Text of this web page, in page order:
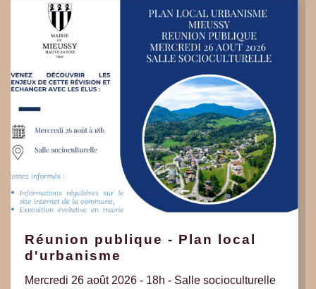
Réunion publique - Plan local
d'urbanisme
Mercredi 26 août 2026 - 18h - Salle socioculturelle